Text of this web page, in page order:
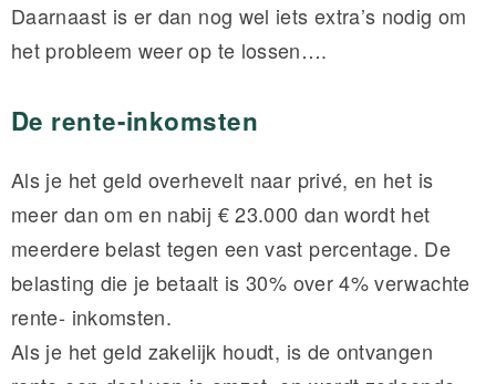
Daarnaast is er dan nog wel iets extra’s nodig om
het probleem weer op te lossen….
De rente-inkomsten
Als je het geld overhevelt naar privé, en het is
meer dan om en nabij € 23.000 dan wordt het
meerdere belast tegen een vast percentage. De
belasting die je betaalt is 30% over 4% verwachte
rente- inkomsten.
Als je het geld zakelijk houdt, is de ontvangen